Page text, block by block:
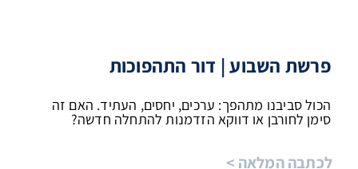
פרשת השבוע | דור התהפוכות
הכול סביבנו מתהפך: ערכים, יחסים, העתיד. האם זה
סימן לחורבן או דווקא הזדמנות להתחלה חדשה?
לכתבה המלאה >